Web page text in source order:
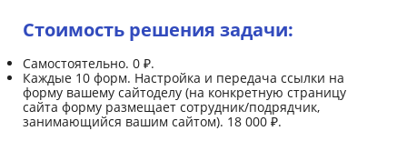
Стоимость решения задачи:
Самостоятельно. 0 ₽.
Каждые 10 форм. Настройка и передача ссылки на
форму вашему сайтоделу (на конкретную страницу
сайта форму размещает сотрудник/подрядчик,
занимающийся вашим сайтом). 18 000 ₽.